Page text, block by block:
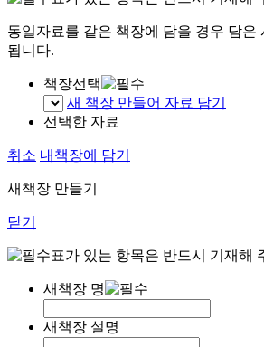
동일자료를 같은 책장에 담을 경우 담은
됩니다.
책장선택
새 책장 만들어 자료 담기
선택한 자료
취소 내책장에 담기
새책장 만들기
닫기
표가 있는 항목은 반드시 기재해
새책장 명
새책장 설명